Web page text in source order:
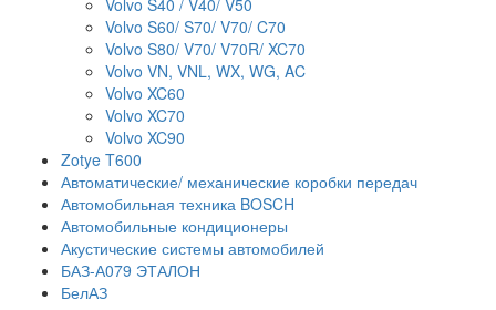
Volvo S40 / V40/ V50
Volvo S60/ S70/ V70/ C70
Volvo S80/ V70/ V70R/ XC70
Volvo VN, VNL, WX, WG, AC
Volvo XC60
Volvo XC70
Volvo XC90
Zotye T600
Автоматические/ механические коробки передач
Автомобильная техника BOSCH
Автомобильные кондиционеры
Акустические системы автомобилей
БАЗ-А079 ЭТАЛОН
БелАЗ